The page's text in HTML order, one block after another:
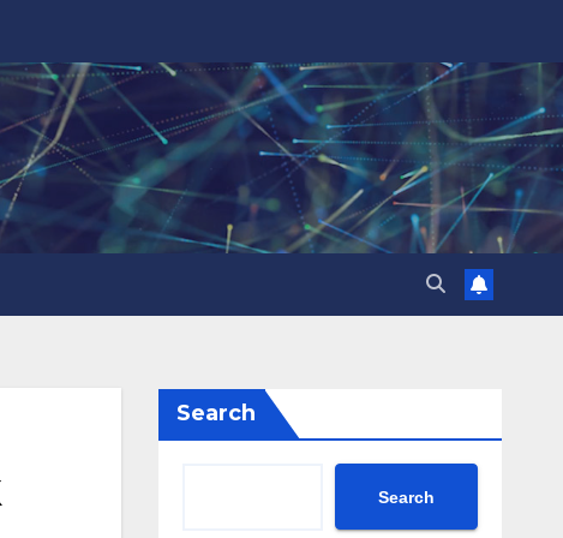
Search
Search